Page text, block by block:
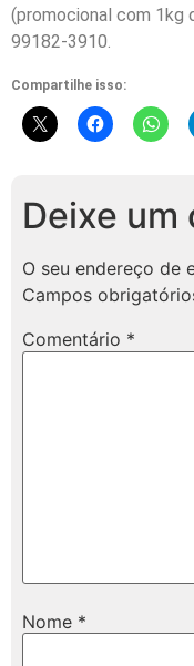
(promocional com 1kg
99182-3910.
Compartilhe isso:
Deixe um
O seu endereço de
Campos
Comentário *
Nome *